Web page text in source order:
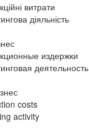
витрати
діяльність
издержки
деятельность
costs
activity